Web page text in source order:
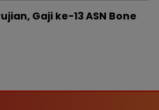
Gaji ke-13 ASN Bone